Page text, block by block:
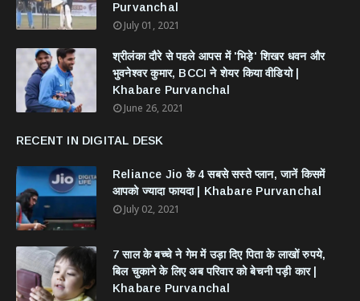
Purvanchal
July 01, 2021
श्रीलंका दौरे से पहले आपस में 'भिड़े' शिखर धवन और
भुवनेश्वर कुमार, BCCI ने शेयर किया वीडियो |
Khabare Purvanchal
June 26, 2021
RECENT IN DIGITAL DESK
Reliance Jio के 4 सबसे सस्ते प्लान, जानें किसमें
आपको ज्यादा फायदा | Khabare Purvanchal
July 02, 2021
7 साल के बच्चे ने गेम में उड़ा दिए पिता के लाखों रुपये,
बिल चुकाने के लिए अब परिवार को बेचनी पड़ी कार |
Khabare Purvanchal